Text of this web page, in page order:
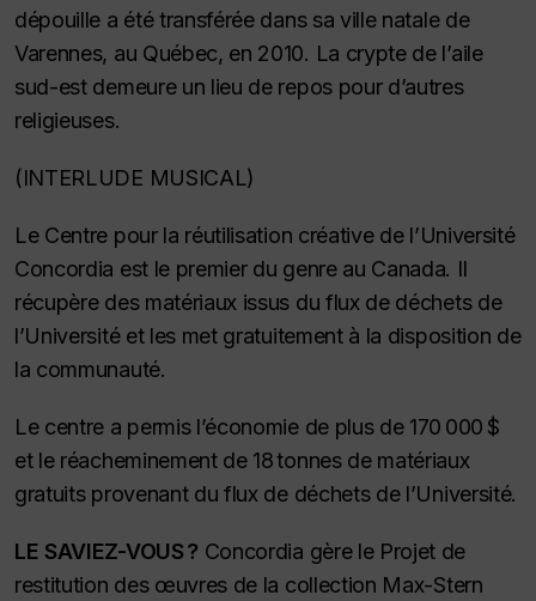
dépouille a été transférée dans sa ville natale de
Varennes, au Québec, en 2010. La crypte de l’aile
sud-est demeure un lieu de repos pour d’autres
religieuses.
(INTERLUDE MUSICAL)
Le Centre pour la réutilisation créative de l’Université
Concordia est le premier du genre au Canada. Il
récupère des matériaux issus du flux de déchets de
l’Université et les met gratuitement à la disposition de
la communauté.
Le centre a permis l’économie de plus de 170 000 $
et le réacheminement de 18 tonnes de matériaux
gratuits provenant du flux de déchets de l’Université.
LE SAVIEZ-VOUS ? Concordia gère le Projet de
restitution des œuvres de la collection Max-Stern